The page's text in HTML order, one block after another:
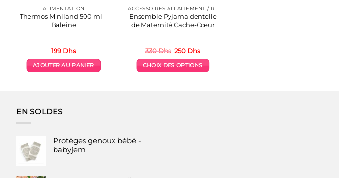
ALIMENTATION
Thermos Miniland 500 ml –
Baleine
199 Dhs
AJOUTER AU PANIER
Ensemble Pyjama dentelle
de Maternité Cache-Cœur
330Dhs Le
initial
était :
250 DhsLe
actuel
est :
CHOIX DES OPTIONS
EN SOLDES
Protèges genoux bébé -
babyjem